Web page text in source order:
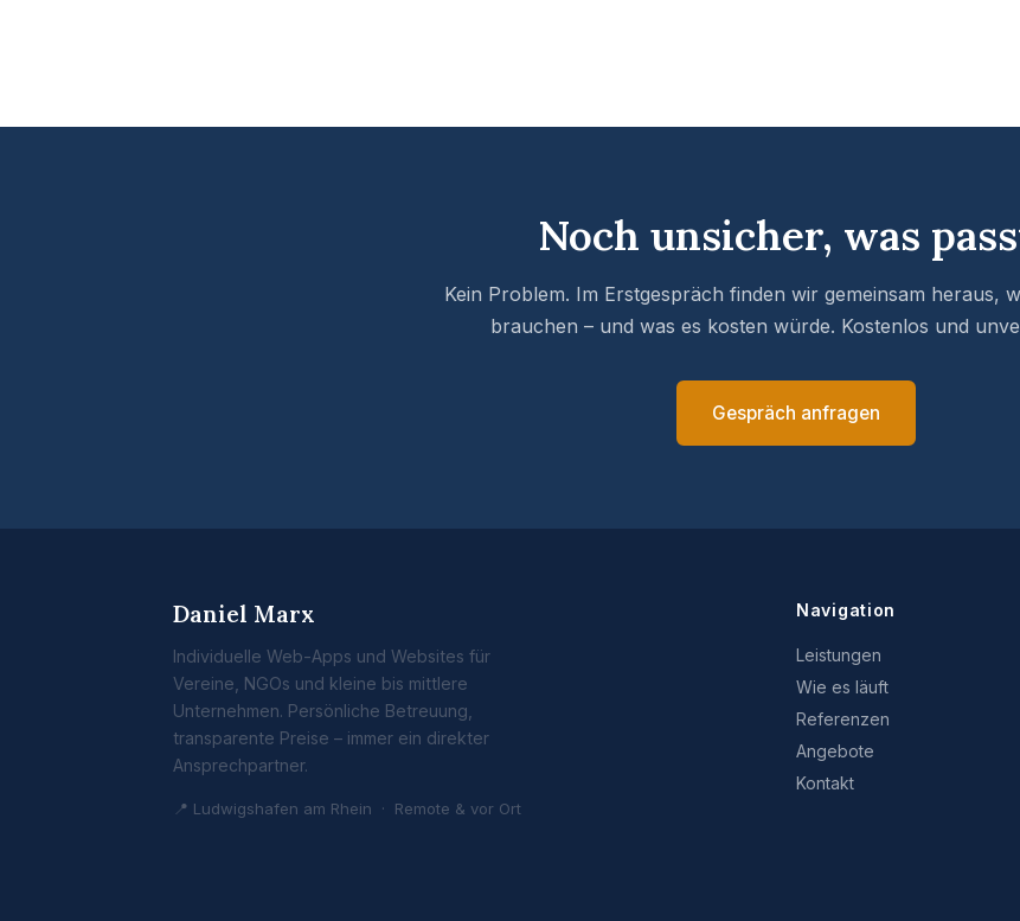
Noch unsicher, was
Kein Problem. Im Erstgespräch finden wir gemeinsam heraus,
brauchen – und was es kosten würde. Kostenlos und
Gespräch anfragen
Daniel Marx
Individuelle Web-Apps und Websites für
Vereine, NGOs und kleine bis mittlere
Unternehmen. Persönliche Betreuung,
transparente Preise – immer ein direkter
Ansprechpartner.
📍 Ludwigshafen am Rhein · Remote & vor Ort
Navigation
Leistungen
Wie es läuft
Referenzen
Angebote
Kontakt